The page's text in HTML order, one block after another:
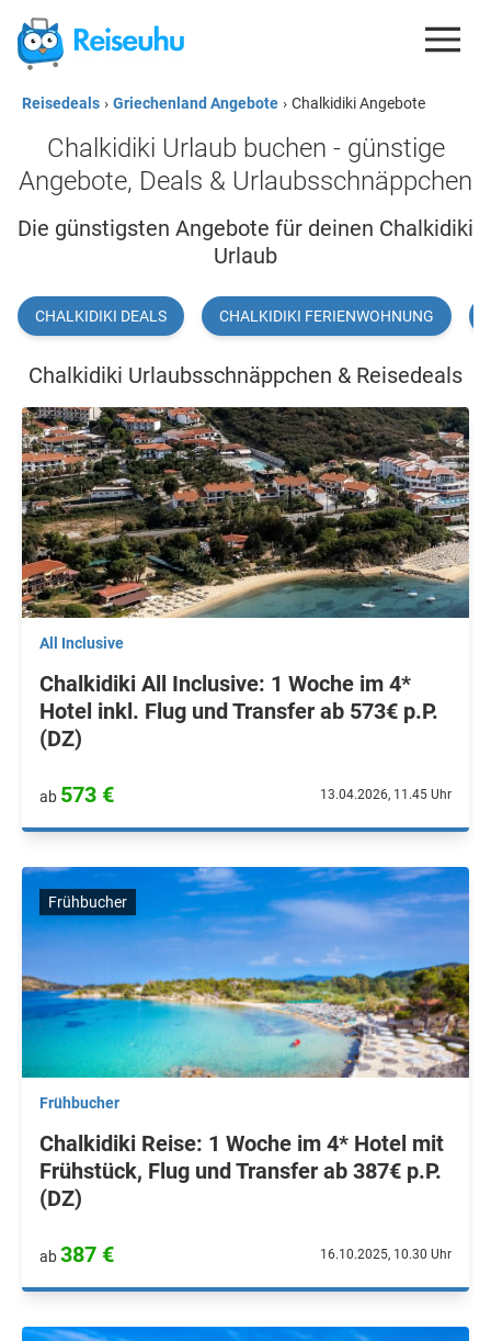
REISEDEALS
GUTSCHEINE
ESIM
REISEBLOG
Reisedeals › Griechenland Angebote › Chalkidiki Angebote
Chalkidiki Urlaub buchen - günstige
Angebote, Deals & Urlaubsschnäppchen
Die günstigsten Angebote für deinen Chalkidiki
Urlaub
CHALKIDIKI DEALS CHALKIDIKI FERIENWOHNUNG
Chalkidiki Urlaubsschnäppchen & Reisedeals
All Inclusive
Chalkidiki All Inclusive: 1 Woche im 4*
Hotel inkl. Flug und Transfer ab 573€ p.P.
(DZ)
ab 573 € 13.04.2026, 11.45 Uhr
Frühbucher
Frühbucher
Chalkidiki Reise: 1 Woche im 4* Hotel mit
Frühstück, Flug und Transfer ab 387€ p.P.
(DZ)
ab387 € 16.10.2025, 10.30 Uhr